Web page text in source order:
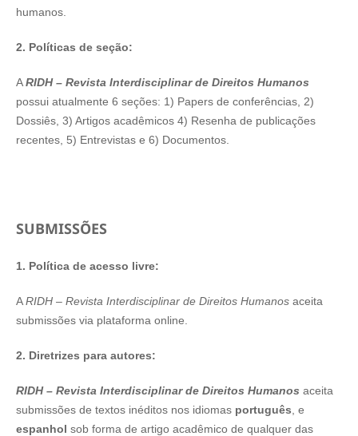
humanos.
2. Políticas de seção:
ARIDH – Revista Interdisciplinar de Direitos Humanos
possui atualmente 6 seções: 1) Papers de conferências, 2)
Dossiês, 3) Artigos acadêmicos 4) Resenha de publicações
recentes, 5) Entrevistas e 6) Documentos.
SUBMISSÕES
1. Política de acesso livre:
ARIDH – Revista Interdisciplinar de Direitos Humanos aceita
submissões via plataforma online.
2. Diretrizes para autores:
RIDH – Revista Interdisciplinar de Direitos Humanos aceita
submissões de textos inéditos nos idiomasportuguês , e
espanhol sob forma de artigo acadêmico de qualquer das